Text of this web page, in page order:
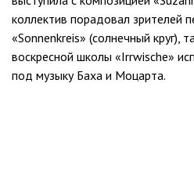
коллектив порадовал зрителей
«Sonnenkreis» (cолнечный круг),
воскресной школы «Irrwische»
под музыку Баха и Моцарта.